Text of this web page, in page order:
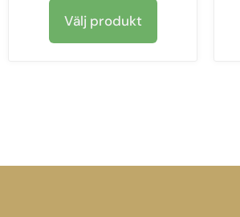
Välj produkt